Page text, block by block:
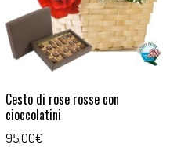
Cesto di rose rosse con
cioccolatini
95,00€